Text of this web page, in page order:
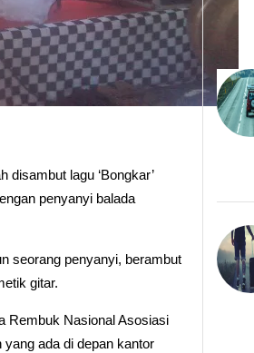
disambut lagu ‘Bongkar’
penyanyi balada
seorang penyanyi, berambut
gitar.
Rembuk Nasional Asosiasi
ada di depan kantor